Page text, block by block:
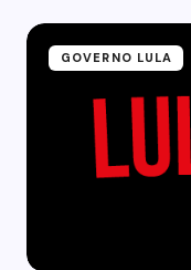
GOVERNO LULA